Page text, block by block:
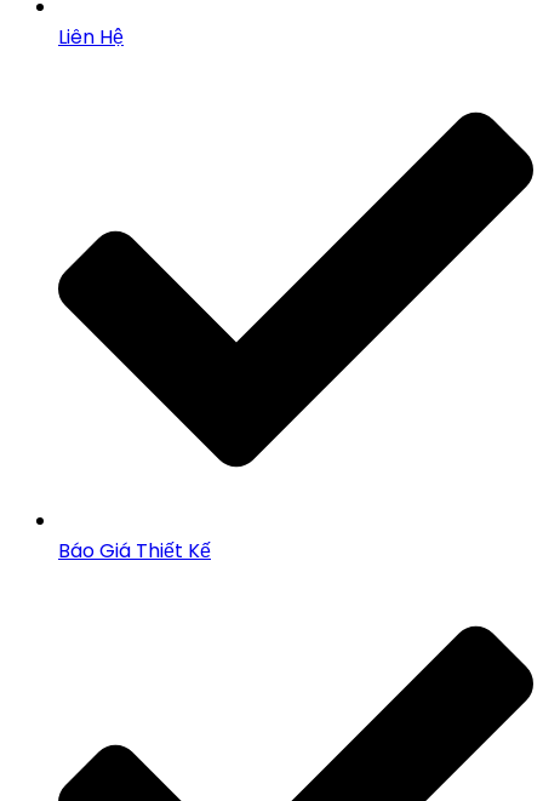
Liên Hệ
Báo Giá Thiết Kế